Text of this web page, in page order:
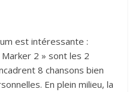
est intéressante :
2 » sont les 2
8 chansons bien
En plein milieu, la